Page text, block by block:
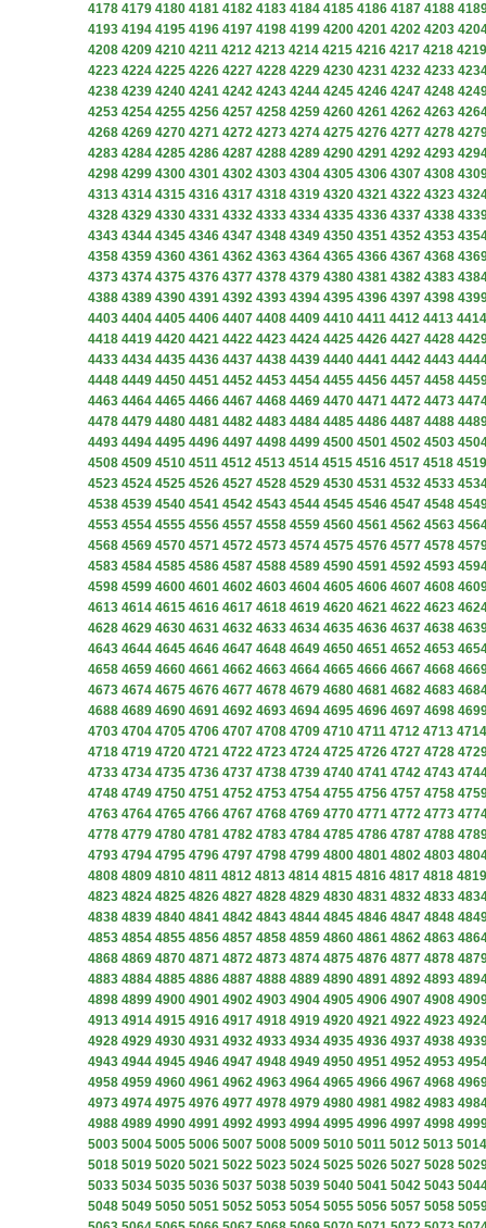
4178 4179 4180 4181 4182 4183 4184 4185 4186 4187 4188
4193 4194 4195 4196 4197 4198 4199 4200 4201 4202 4203
4208 4209 4210 4211 4212 4213 4214 4215 4216 4217 4218 4219
4223 4224 4225 4226 4227 4228 4229 4230 4231 4232 4233
4238 4239 4240 4241 4242 4243 4244 4245 4246 4247 4248
4253 4254 4255 4256 4257 4258 4259 4260 4261 4262 4263
4268 4269 4270 4271 4272 4273 4274 4275 4276 4277 4278
4283 4284 4285 4286 4287 4288 4289 4290 4291 4292 4293
4298 4299 4300 4301 4302 4303 4304 4305 4306 4307 4308
4313 4314 4315 4316 4317 4318 4319 4320 4321 4322 4323
4328 4329 4330 4331 4332 4333 4334 4335 4336 4337 4338
4343 4344 4345 4346 4347 4348 4349 4350 4351 4352 4353
4358 4359 4360 4361 4362 4363 4364 4365 4366 4367 4368
4373 4374 4375 4376 4377 4378 4379 4380 4381 4382 4383
4388 4389 4390 4391 4392 4393 4394 4395 4396 4397 4398
4403 4404 4405 4406 4407 4408 4409 4410 4411 4412 4413 4414
4418 4419 4420 4421 4422 4423 4424 4425 4426 4427 4428
4433 4434 4435 4436 4437 4438 4439 4440 4441 4442 4443
4448 4449 4450 4451 4452 4453 4454 4455 4456 4457 4458
4463 4464 4465 4466 4467 4468 4469 4470 4471 4472 4473
4478 4479 4480 4481 4482 4483 4484 4485 4486 4487 4488
4493 4494 4495 4496 4497 4498 4499 4500 4501 4502 4503
4508 4509 4510 4511 4512 4513 4514 4515 4516 4517 4518 4519
4523 4524 4525 4526 4527 4528 4529 4530 4531 4532 4533
4538 4539 4540 4541 4542 4543 4544 4545 4546 4547 4548
4553 4554 4555 4556 4557 4558 4559 4560 4561 4562 4563
4568 4569 4570 4571 4572 4573 4574 4575 4576 4577 4578
4583 4584 4585 4586 4587 4588 4589 4590 4591 4592 4593
4598 4599 4600 4601 4602 4603 4604 4605 4606 4607 4608
4613 4614 4615 4616 4617 4618 4619 4620 4621 4622 4623
4628 4629 4630 4631 4632 4633 4634 4635 4636 4637 4638
4643 4644 4645 4646 4647 4648 4649 4650 4651 4652 4653
4658 4659 4660 4661 4662 4663 4664 4665 4666 4667 4668
4673 4674 4675 4676 4677 4678 4679 4680 4681 4682 4683
4688 4689 4690 4691 4692 4693 4694 4695 4696 4697 4698
4703 4704 4705 4706 4707 4708 4709 4710 4711 4712 4713 4714
4718 4719 4720 4721 4722 4723 4724 4725 4726 4727 4728
4733 4734 4735 4736 4737 4738 4739 4740 4741 4742 4743
4748 4749 4750 4751 4752 4753 4754 4755 4756 4757 4758
4763 4764 4765 4766 4767 4768 4769 4770 4771 4772 4773
4778 4779 4780 4781 4782 4783 4784 4785 4786 4787 4788
4793 4794 4795 4796 4797 4798 4799 4800 4801 4802 4803
4808 4809 4810 4811 4812 4813 4814 4815 4816 4817 4818 4819
4823 4824 4825 4826 4827 4828 4829 4830 4831 4832 4833
4838 4839 4840 4841 4842 4843 4844 4845 4846 4847 4848
4853 4854 4855 4856 4857 4858 4859 4860 4861 4862 4863
4868 4869 4870 4871 4872 4873 4874 4875 4876 4877 4878
4883 4884 4885 4886 4887 4888 4889 4890 4891 4892 4893
4898 4899 4900 4901 4902 4903 4904 4905 4906 4907 4908
4913 4914 4915 4916 4917 4918 4919 4920 4921 4922 4923
4928 4929 4930 4931 4932 4933 4934 4935 4936 4937 4938
4943 4944 4945 4946 4947 4948 4949 4950 4951 4952 4953
4958 4959 4960 4961 4962 4963 4964 4965 4966 4967 4968
4973 4974 4975 4976 4977 4978 4979 4980 4981 4982 4983
4988 4989 4990 4991 4992 4993 4994 4995 4996 4997 4998
5003 5004 5005 5006 5007 5008 5009 5010 5011 5012 5013 5014
5018 5019 5020 5021 5022 5023 5024 5025 5026 5027 5028
5033 5034 5035 5036 5037 5038 5039 5040 5041 5042 5043
5048 5049 5050 5051 5052 5053 5054 5055 5056 5057 5058